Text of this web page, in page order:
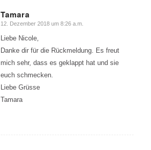
Tamara
sagte:
12. Dezember 2018 um 8:26 a.m.
Liebe Nicole,
Danke dir für die Rückmeldung. Es freut
mich sehr, dass es geklappt hat und sie
euch schmecken.
Liebe Grüsse
Tamara